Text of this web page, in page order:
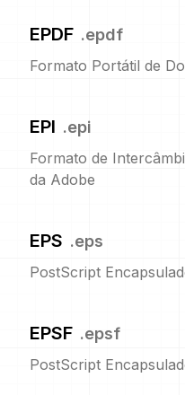
EPDF .epdf
Formato Portátil de
EPI .epi
Formato de
da Adobe
EPS .eps
PostScript
EPSF .epsf
PostScript